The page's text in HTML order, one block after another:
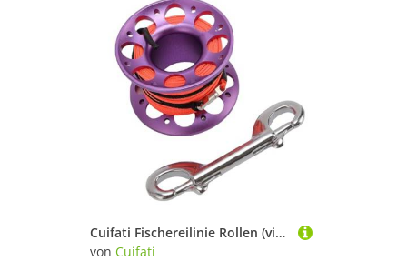
Cuifati Fischereilinie Rollen (violett)
von Cuifati